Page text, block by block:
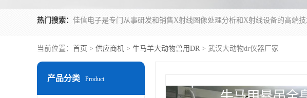
热门搜索：
当前位置： 首页 > 供应商机 > 牛马羊大动物兽用DR > 武汉大动物dr仪器厂家
产品分类 Product